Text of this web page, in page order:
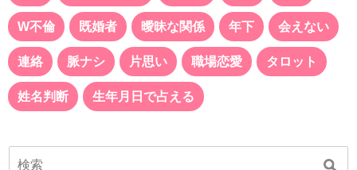
W不倫 既婚者 曖昧な関係 年下 会えない
連絡 脈ナシ 片思い 職場恋愛 タロット
姓名判断 生年月日で占える